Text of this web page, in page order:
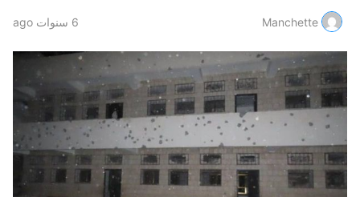
Manchette 6 سنوات ago